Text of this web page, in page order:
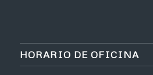
HORARIO DE OFICINA